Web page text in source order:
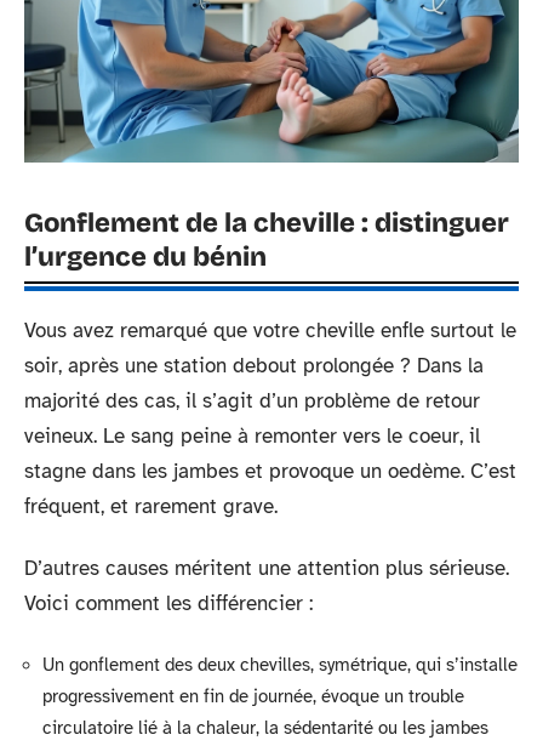
Gonflement de la cheville : distinguer
l’urgence du bénin
Vous avez remarqué que votre cheville enfle surtout le
soir, après une station debout prolongée ? Dans la
majorité des cas, il s’agit d’un problème de retour
veineux. Le sang peine à remonter vers le coeur, il
stagne dans les jambes et provoque un oedème. C’est
fréquent, et rarement grave.
D’autres causes méritent une attention plus sérieuse.
Voici comment les différencier :
Un gonflement des deux chevilles, symétrique, qui s’installe
progressivement en fin de journée, évoque un trouble
circulatoire lié à la chaleur, la sédentarité ou les jambes